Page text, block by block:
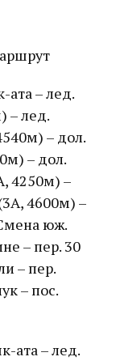
ата – лед.
– лед.
– дол.
– дол.
4250м) –
4600м) –
юж.
– пер. 30
– пер.
– пос.
ата – лед.